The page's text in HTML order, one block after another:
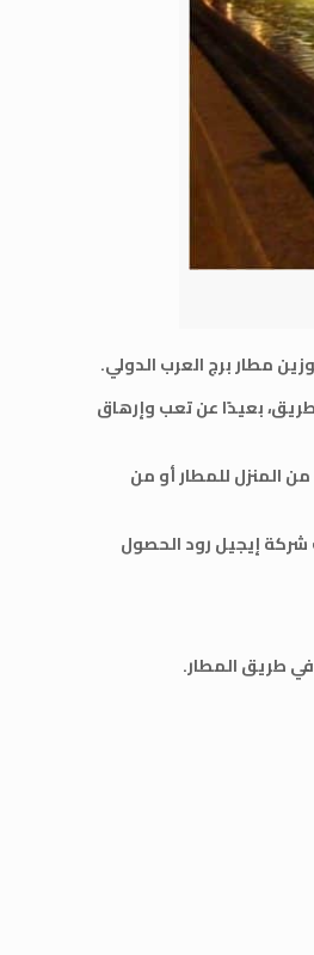
مطار برج العرب الدولي.
بعيدًا عن تعب وإرهاق
المنزل للمطار أو من
شركة إيجيل رود الحصول
طريق المطار.